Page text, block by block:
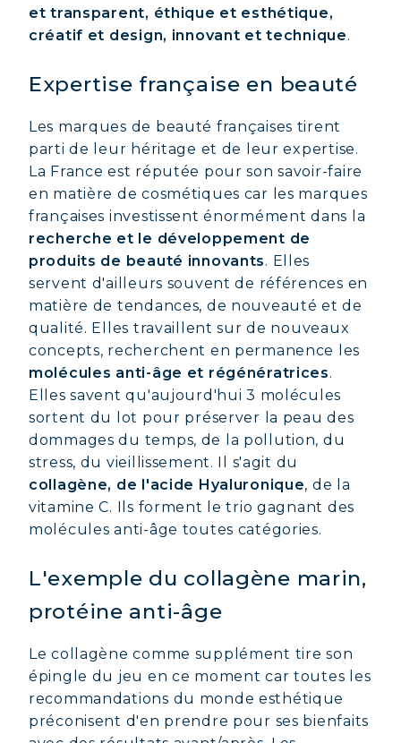
et transparent, éthique et esthétique,
créatif et design, innovant et technique.
Expertise française en beauté
Les marques de beauté françaises tirent
parti de leur héritage et de leur expertise.
La France est réputée pour son savoir-faire
en matière de cosmétiques car les marques
françaises investissent énormément dans la
recherche et le développement de
produits de beauté innovants. Elles
servent d'ailleurs souvent de références en
matière de tendances, de nouveauté et de
qualité. Elles travaillent sur de nouveaux
concepts, recherchent en permanence les
molécules anti-âge et régénératrices.
Elles savent qu'aujourd'hui 3 molécules
sortent du lot pour préserver la peau des
dommages du temps, de la pollution, du
stress, du vieillissement. Il s'agit du
collagène, de l'acide Hyaluronique, de la
vitamine C. Ils forment le trio gagnant des
molécules anti-âge toutes catégories.
L'exemple du collagène marin,
protéine anti-âge
Le collagène comme supplément tire son
épingle du jeu en ce moment car toutes les
recommandations du monde esthétique
préconisent d'en prendre pour ses bienfaits